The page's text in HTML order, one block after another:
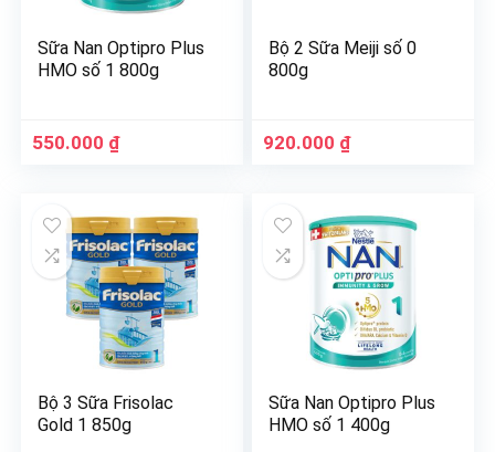
Sữa Nan Optipro Plus
HMO số 1 800g
550.000 ₫
Bộ 2 Sữa Meiji số 0
800g
920.000 ₫
Bộ 3 Sữa Frisolac
Gold 1 850g
Sữa Nan Optipro Plus
HMO số 1 400g